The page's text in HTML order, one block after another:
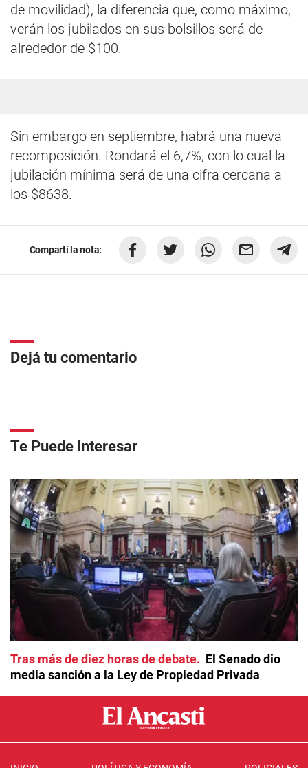
de movilidad), la diferencia que, como máximo,
verán los jubilados en sus bolsillos será de
alrededor de $100.
Sin embargo en septiembre, habrá una nueva
recomposición. Rondará el 6,7%, con lo cual la
jubilación mínima será de una cifra cercana a
los $8638.
Compartí la nota:
Dejá tu comentario
Te Puede Interesar
Tras más de diez horas de debate
El Senado dio
media sanción a la Ley de Propiedad Privada